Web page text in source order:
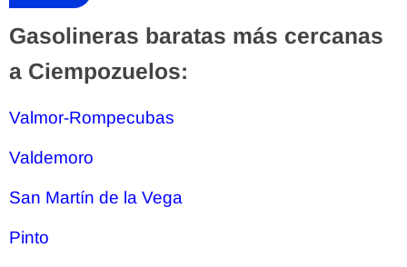
Gasolineras baratas más cercanas
a Ciempozuelos:
Valmor-Rompecubas
Valdemoro
San Martín de la Vega
Pinto